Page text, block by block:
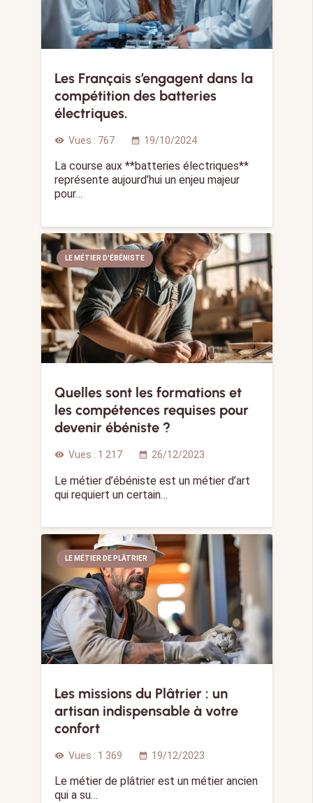
Les Français s’engagent dans la
compétition des batteries
électriques.
visibility Vues : 767 calendar_month 19/10/2024
La course aux **batteries électriques**
représente aujourd’hui un enjeu majeur
pour…
LE MÉTIER D'ÉBÉNISTE
Quelles sont les formations et
les compétences requises pour
devenir ébéniste ?
visibility Vues : 1 217 calendar_month 26/12/2023
Le métier d’ébéniste est un métier d’art
qui requiert un certain…
LE MÉTIER DE PLÂTRIER
Les missions du Plâtrier : un
artisan indispensable à votre
confort
visibility Vues : 1 369 calendar_month 19/12/2023
Le métier de plâtrier est un métier ancien
qui a su…